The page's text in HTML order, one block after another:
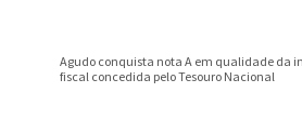
Agudo conquista nota A em qualidade da
fiscal concedida pelo Tesouro Nacional